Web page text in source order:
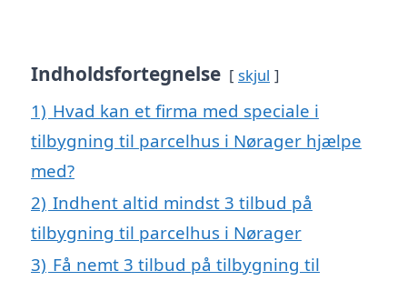
Indholdsfortegnelse skjul
1) Hvad kan et firma med speciale i
tilbygning til parcelhus i Nørager hjælpe
med?
2) Indhent altid mindst 3 tilbud på
tilbygning til parcelhus i Nørager
3) Få nemt 3 tilbud på tilbygning til